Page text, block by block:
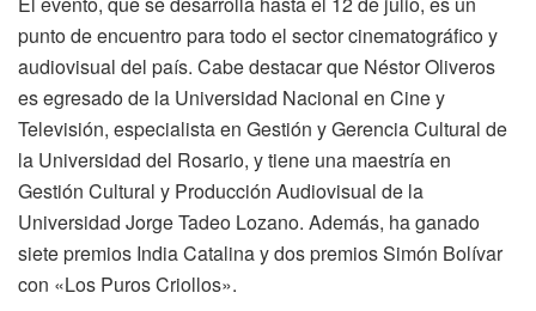
punto de encuentro para todo el sector cinematográfico y
audiovisual del país. Cabe destacar que Néstor Oliveros
es egresado de la Universidad Nacional en Cine y
Televisión, especialista en Gestión y Gerencia Cultural de
la Universidad del Rosario, y tiene una maestría en
Gestión Cultural y Producción Audiovisual de la
Universidad Jorge Tadeo Lozano. Además, ha ganado
siete premios India Catalina y dos premios Simón Bolívar
con «Los Puros Criollos».